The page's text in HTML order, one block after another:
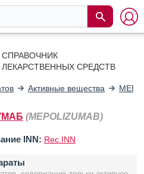
СПРАВОЧНИК
ЛЕКАРСТВЕННЫХ СРЕДСТВ
Активные вещества
(MEPOLIZUMAB)
INN: Rec.INN